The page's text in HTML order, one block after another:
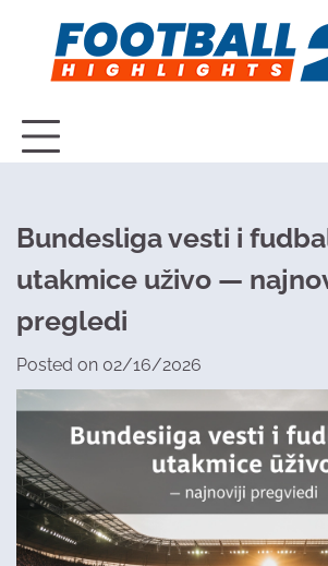
content
Bundesliga vesti i
utakmice uživo —
pregledi
Posted on 02/16/2026